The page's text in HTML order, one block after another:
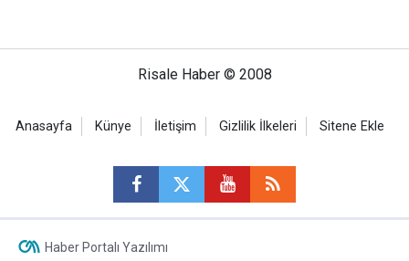
Risale Haber © 2008
Anasayfa Künye İletişim Gizlilik İlkeleri Sitene Ekle
Haber Portalı Yazılımı